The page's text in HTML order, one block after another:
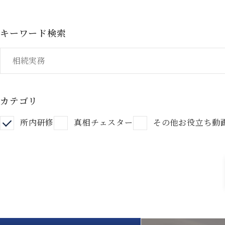
キーワード検索
カテゴリ
所内研修 真相チェスター その他お役立ち動